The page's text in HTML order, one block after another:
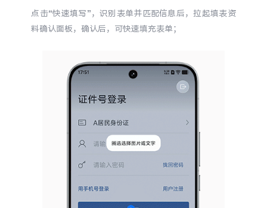
点击“快速填写”，识别表单并匹配信息后，拉起填表资
料确认面板，确认后，可快速填充表单；